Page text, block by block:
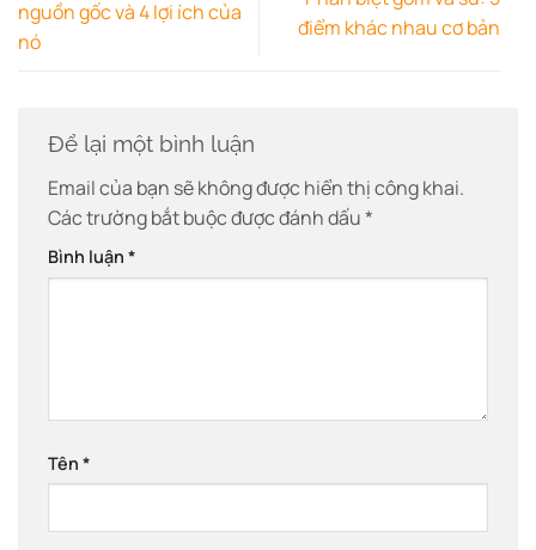
nguồn gốc và 4 lợi ích của
nó
điểm khác nhau cơ bản
Để lại một bình luận
Email của bạn sẽ không được hiển thị công khai.
Các trường bắt buộc được đánh dấu*
Bình luận *
Tên *